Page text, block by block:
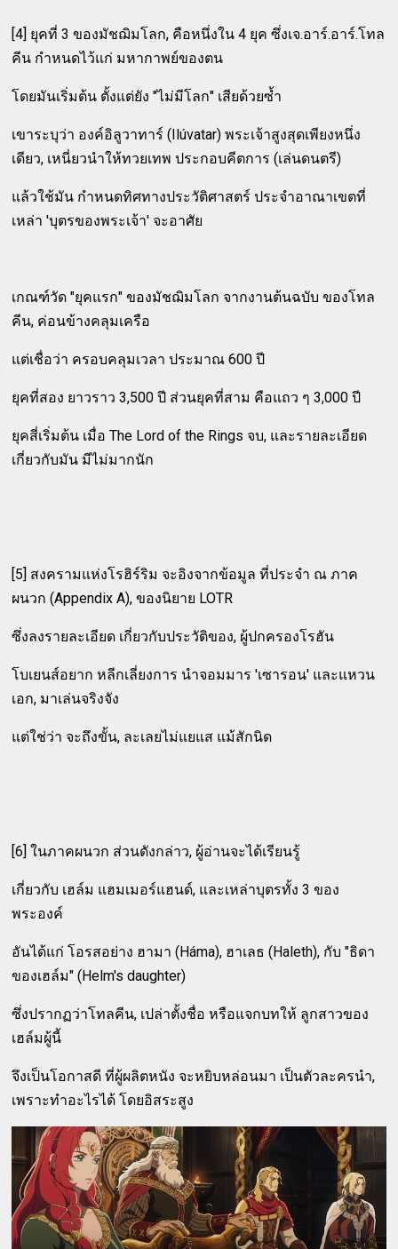
[4] ยุคที่ 3 ของมัชฌิมโลก, คือหนึ่งใน 4 ยุค ซึ่งเจ.อาร์.อาร์.โทล
คีน กำหนดไว้แก่ มหากาพย์ของตน
โดยมันเริ่มต้น ตั้งแต่ยัง "ไม่มีโลก" เสียด้วยซ้ำ
เขาระบุว่า องค์อิลูวาทาร์ (Ilúvatar) พระเจ้าสูงสุดเพียงหนึ่ง
เดียว, เหนี่ยวนำให้ทวยเทพ ประกอบคีตการ (เล่นดนตรี)
แล้วใช้มัน กำหนดทิศทางประวัติศาสตร์ ประจำอาณาเขตที่
เหล่า 'บุตรของพระเจ้า' จะอาศัย
เกณฑ์วัด "ยุคแรก" ของมัชฌิมโลก จากงานต้นฉบับ ของโทล
คีน, ค่อนข้างคลุมเครือ
แต่เชื่อว่า ครอบคลุมเวลา ประมาณ 600 ปี
ยุคที่สอง ยาวราว 3,500 ปี ส่วนยุคที่สาม คือแถว ๆ 3,000 ปี
ยุคสี่เริ่มต้น เมื่อ The Lord of the Rings จบ, และรายละเอียด
เกี่ยวกับมัน มีไม่มากนัก
[5] สงครามแห่งโรฮิร์ริม จะอิงจากข้อมูล ที่ประจำ ณ ภาค
ผนวก (Appendix A), ของนิยาย LOTR
ซึ่งลงรายละเอียด เกี่ยวกับประวัติของ, ผู้ปกครองโรฮัน
โบเยนส์อยาก หลีกเลี่ยงการ นำจอมมาร 'เซารอน' และแหวน
เอก, มาเล่นจริงจัง
แต่ใช่ว่า จะถึงขั้น, ละเลยไม่แยแส แม้สักนิด
[6] ในภาคผนวก ส่วนดังกล่าว, ผู้อ่านจะได้เรียนรู้
เกี่ยวกับ เฮล์ม แฮมเมอร์แฮนด์, และเหล่าบุตรทั้ง 3 ของ
พระองค์
อันได้แก่ โอรสอย่าง ฮามา (Háma), ฮาเลธ (Haleth), กับ "ธิดา
ของเฮล์ม" (Helm's daughter)
ซึ่งปรากฏว่าโทลคีน, เปล่าตั้งชื่อ หรือแจกบทให้ ลูกสาวของ
เฮล์มผู้นี้
จึงเป็นโอกาสดี ที่ผู้ผลิตหนัง จะหยิบหล่อนมา เป็นตัวละครนำ,
เพราะทำอะไรได้ โดยอิสระสูง